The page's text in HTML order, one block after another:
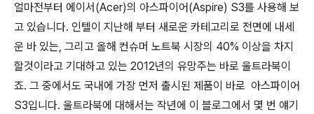
얼마전부터 에이서(Acer)의 아스파이어(Aspire) S3를 사용해 보
고 있습니다. 인텔이 지난해 부터 새로운 카테고리로 전면에 내세
운 바 있는, 그리고 올해 컨슈머 노트북 시장의 40% 이상을 차지
할것이라고 기대하고 있는 2012년의 유망주는 바로 울트라북이
죠. 그 중에서도 국내에 가장 먼저 출시된 제품이 바로 아스파이어
S3입니다. 울트라북에 대해서는 작년에 이 블로그에서 몇 번 얘기